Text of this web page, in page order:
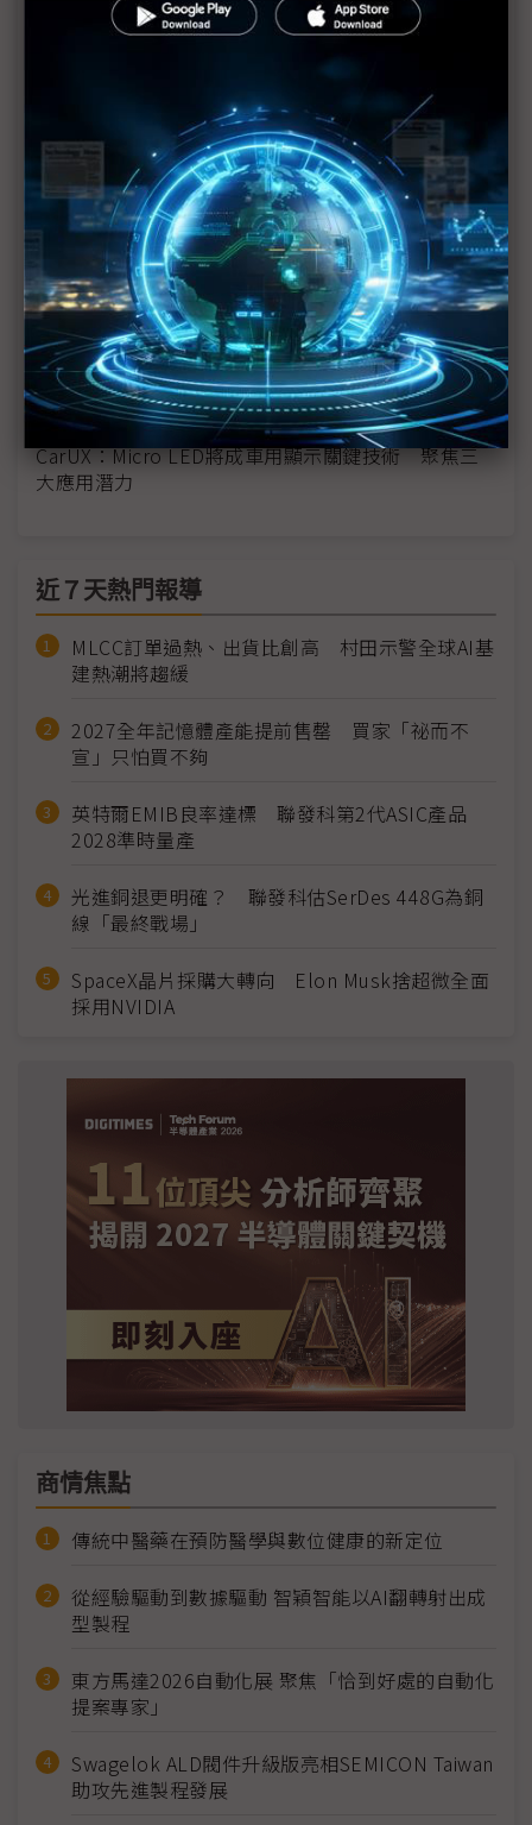
小鵬汽車加速出海布局 平價品牌Mona 2026年亮相
比亞迪轉攻海外市場 以混動車型與本地生產布局歐
洲
從汽車、飛行器到機器人 小鵬以AI勾勒智慧出行
「三體世界」
福斯汽車推平價電動車ID.Polo 力阻中國車企擴張
歐洲市場
寧德時代德國發表NP3.0技術平台 首款LFP電池神
行Pro登場
CarUX：Micro LED將成車用顯示關鍵技術 聚焦三
大應用潛力
近７天熱門報導
MLCC訂單過熱、出貨比創高 村田示警全球AI基
建熱潮將趨緩
2027全年記憶體產能提前售罄 買家「祕而不
宣」只怕買不夠
英特爾EMIB良率達標 聯發科第2代ASIC產品
2028準時量產
光進銅退更明確？ 聯發科估SerDes 448G為銅
線「最終戰場」
SpaceX晶片採購大轉向 Elon Musk捨超微全面
採用NVIDIA
商情焦點
傳統中醫藥在預防醫學與數位健康的新定位
從經驗驅動到數據驅動 智穎智能以AI翻轉射出成
型製程
東方馬達2026自動化展 聚焦「恰到好處的自動化
提案專家」
Swagelok ALD閥件升級版亮相SEMICON Taiwan
助攻先進製程發展